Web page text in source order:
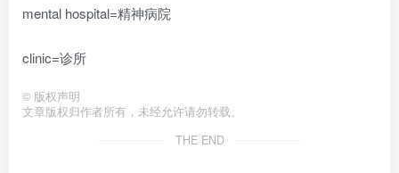
mental hospital=精神病院
clinic=诊所
© 版权声明
文章版权归作者所有，未经允许请勿转载。
THE END